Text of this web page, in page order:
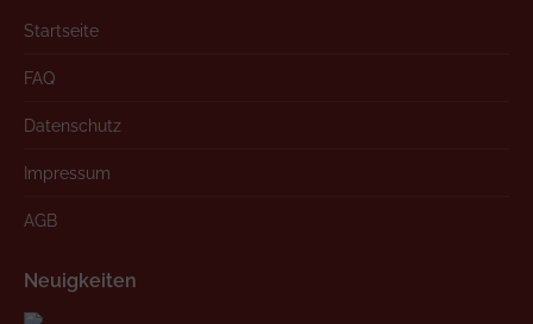
Startseite
FAQ
Datenschutz
Impressum
AGB
Neuigkeiten